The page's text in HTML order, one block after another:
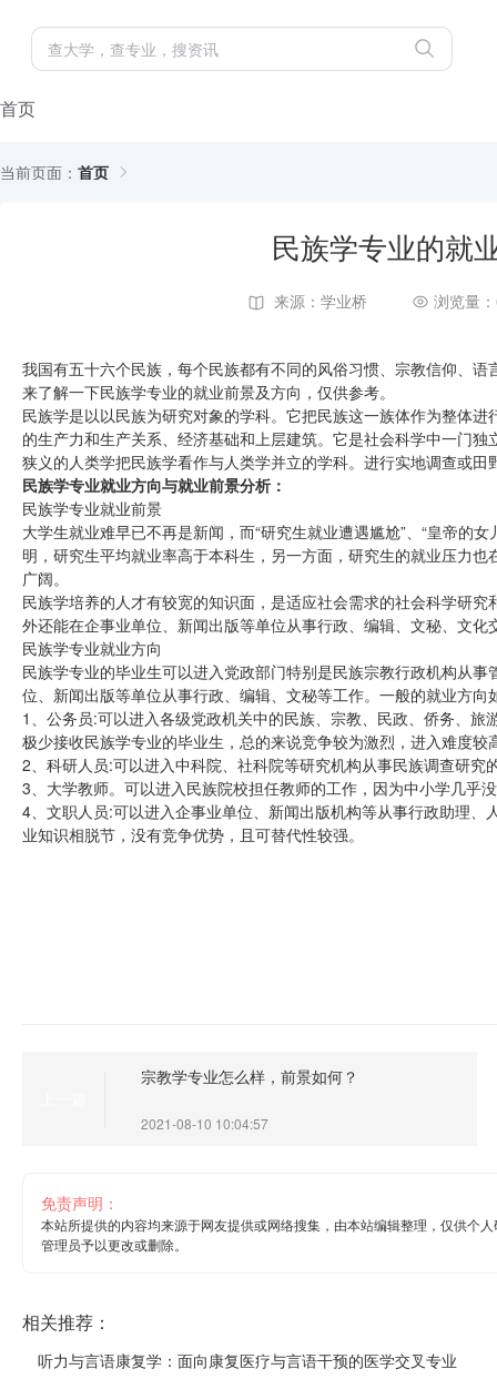
首页
当前页面： 首页
民族学专业的就
来源：学业桥 浏览量
我国有五十六个民族，每个民族都有不同的风俗习惯、宗教信仰、
来了解一下民族学专业的就业前景及方向，仅供参考。
民族学是以以民族为研究对象的学科。它把民族这一族体作为整体
的生产力和生产关系、经济基础和上层建筑。它是社会科学中一门
狭义的人类学把民族学看作与人类学并立的学科。进行实地调查或
民族学专业就业方向与就业前景分析：
民族学专业就业前景
大学生就业难早已不再是新闻，而“研究生就业遭遇尴尬”、“皇帝的
明，研究生平均就业率高于本科生，另一方面，研究生的就业压力
广阔。
民族学培养的人才有较宽的知识面，是适应社会需求的社会科学研
外还能在企事业单位、新闻出版等单位从事行政、编辑、文秘、文化
民族学专业就业方向
民族学专业的毕业生可以进入党政部门特别是民族宗教行政机构从
位、新闻出版等单位从事行政、编辑、文秘等工作。一般的就业方向
1、公务员:可以进入各级党政机关中的民族、宗教、民政、侨务、
极少接收民族学专业的毕业生，总的来说竞争较为激烈，进入难度较
2、科研人员:可以进入中科院、社科院等研究机构从事民族调查研究
3、大学教师。可以进入民族院校担任教师的工作，因为中小学几乎
4、文职人员:可以进入企事业单位、新闻出版机构等从事行政助理
业知识相脱节，没有竞争优势，且可替代性较强。
宗教学专业怎么样，前景如何？
2021-08-10 10:04:57
免责声明：
本站所提供的内容均来源于网友提供或网络搜集，由本站编辑整理，仅供个
管理员予以更改或删除。
相关推荐：
听力与言语康复学：面向康复医疗与言语干预的医学交叉专业